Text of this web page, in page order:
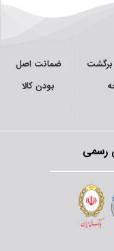
ضمانت اصل
بودن کالا
رسمی